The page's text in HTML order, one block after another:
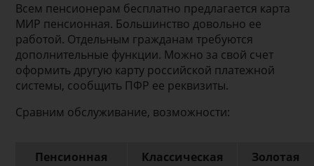
Всем пенсионерам бесплатно предлагается карта
МИР пенсионная. Большинство довольно ее
работой. Отдельным гражданам требуются
дополнительные функции. Можно за свой счет
оформить другую карту российской платежной
системы, сообщить ПФР ее реквизиты.
Сравним обслуживание, возможности:
Пенсионная Классическая
Золотая